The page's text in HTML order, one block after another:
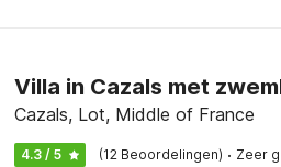
Villa in Cazals met
Cazals, Lot, Middle of France
4.3 / 5 (12 Beoordelingen) · Zeer